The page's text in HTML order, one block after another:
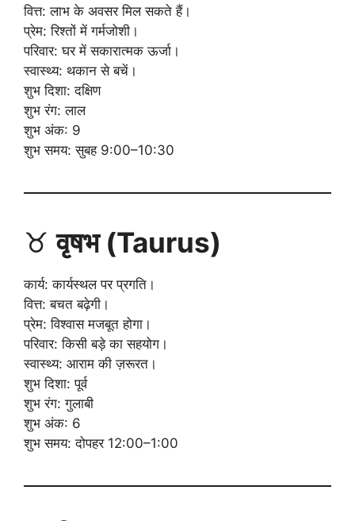
वित्त: लाभ के अवसर मिल सकते हैं।
प्रेम: रिश्तों में गर्मजोशी।
परिवार: घर में सकारात्मक ऊर्जा।
स्वास्थ्य: थकान से बचें।
शुभ दिशा: दक्षिण
शुभ रंग: लाल
शुभ अंक: 9
शुभ समय: सुबह 9:00–10:30
♉वृषभ (Taurus)
कार्य: कार्यस्थल पर प्रगति।
वित्त: बचत बढ़ेगी।
प्रेम: विश्वास मजबूत होगा।
परिवार: किसी बड़े का सहयोग।
स्वास्थ्य: आराम की ज़रूरत।
शुभ दिशा: पूर्व
शुभ रंग: गुलाबी
शुभ अंक: 6
शुभ समय: दोपहर 12:00–1:00